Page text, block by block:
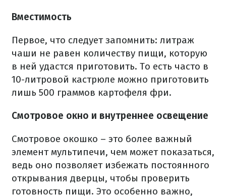
Вместимость
Первое, что следует запомнить: литраж
чаши не равен количеству пищи, которую
в ней удастся приготовить. То есть часто в
10-литровой кастрюле можно приготовить
лишь 500 граммов картофеля фри.
Смотровое окно и внутреннее освещение
Смотровое окошко – это более важный
элемент мультипечи, чем может показаться,
ведь оно позволяет избежать постоянного
открывания дверцы, чтобы проверить
готовность пищи. Это особенно важно,